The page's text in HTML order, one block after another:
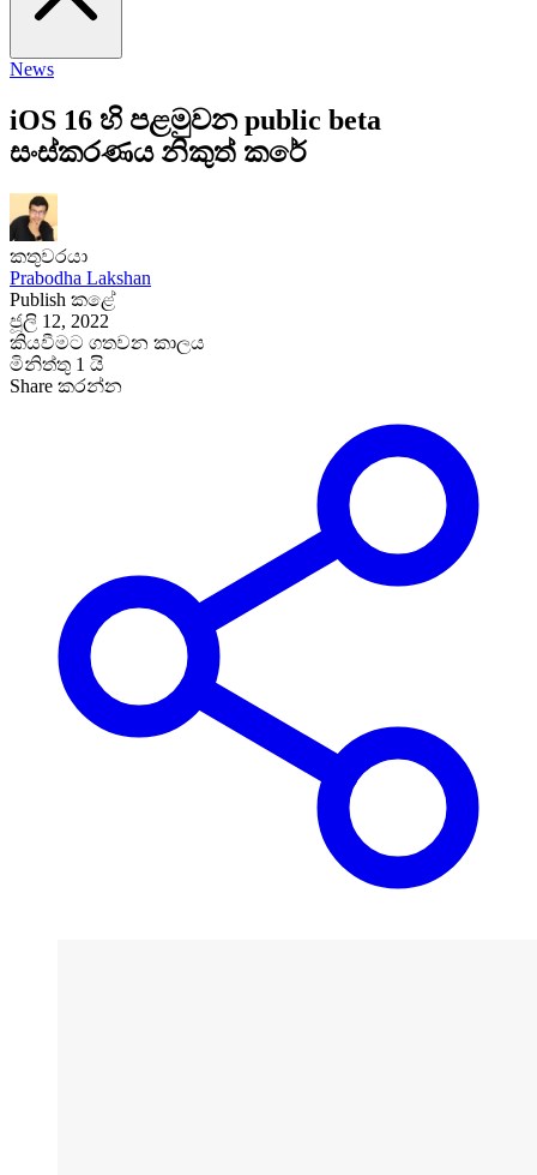
News
iOS 16 හි පළමුවන public beta
සංස්කරණය නිකුත් කරේ
කතුවරයා
Prabodha Lakshan
Publish කළේ
ජූලි 12, 2022
කියවීමට ගතවන කාලය
මිනිත්තු 1 යි
Share කරන්න